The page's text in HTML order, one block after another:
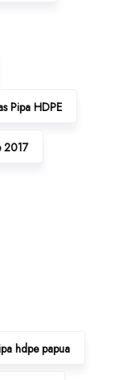
Pipa HDPE
2017
hdpe papua